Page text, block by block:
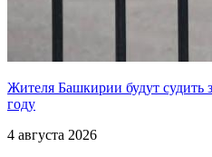
Жителя Башкирии будут
году
4 августа 2026